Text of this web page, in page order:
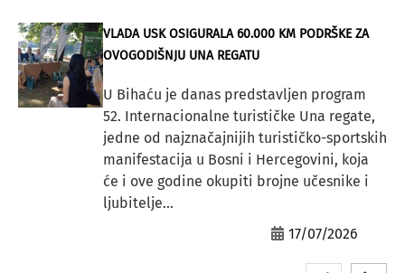
VLADA USK OSIGURALA 60.000 KM PODRŠKE ZA
OVOGODIŠNJU UNA REGATU
U Bihaću je danas predstavljen program
52. Internacionalne turističke Una regate,
jedne od najznačajnijih turističko-sportskih
manifestacija u Bosni i Hercegovini, koja
će i ove godine okupiti brojne učesnike i
ljubitelje...
17/07/2026